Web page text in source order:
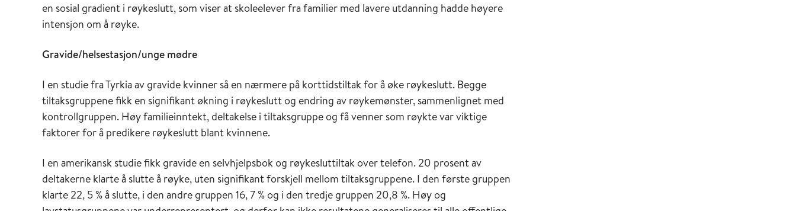
en sosial gradient i røykeslutt, som viser at skoleelever fra familier med lavere utdanning hadde høyere
intensjon om å røyke.
Gravide/helsestasjon/unge mødre
I en studie fra Tyrkia av gravide kvinner så en nærmere på korttidstiltak for å øke røykeslutt. Begge
tiltaksgruppene fikk en signifikant økning i røykeslutt og endring av røykemønster, sammenlignet med
kontrollgruppen. Høy familieinntekt, deltakelse i tiltaksgruppe og få venner som røykte var viktige
faktorer for å predikere røykeslutt blant kvinnene.
I en amerikansk studie fikk gravide en selvhjelpsbok og røykesluttiltak over telefon. 20 prosent av
deltakerne klarte å slutte å røyke, uten signifikant forskjell mellom tiltaksgruppene. I den første gruppen
klarte 22, 5 % å slutte, i den andre gruppen 16, 7 % og i den tredje gruppen 20,8 %. Høy og